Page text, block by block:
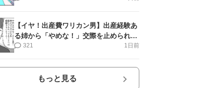
【イヤ！出産費ワリカン男】出産経験あ
る姉から「やめな！」交際を止められ＜
第12話＞#4コマ母道場
1日前
321
もっと見る